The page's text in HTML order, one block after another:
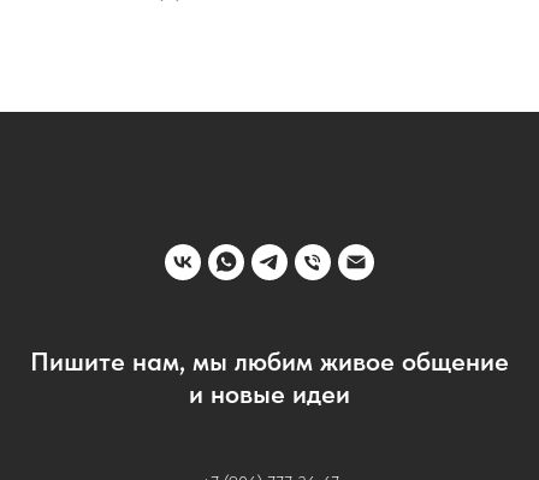
Пишите нам, мы любим живое общение
и новые идеи